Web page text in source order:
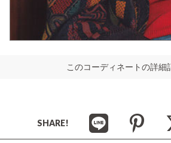
このコーディネートの詳細
SHARE!